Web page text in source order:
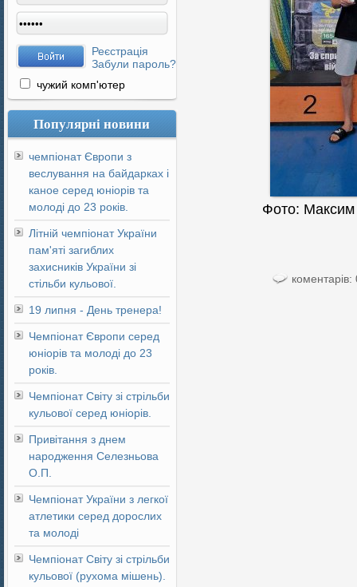
Реєстрація
Забули пароль?
чужий комп'ютер
Популярні новини
чемпіонат Європи з
веслування на байдарках і
каное серед юніорів та
молоді до 23 років.
Літній чемпіонат України
пам'яті загиблих
захисників України зі
стільби кульової.
19 липня - День тренера!
Чемпіонат Європи серед
юніорів та молоді до 23
років.
Чемпіонат Світу зі стрільби
кульової серед юніорів.
Привітання з днем
народження Селезньова
О.П.
Чемпіонат України з легкої
атлетики серед дорослих
та молоді
Чемпіонат Світу зі стрільби
кульової (рухома мішень).
Фото:
коментарів: